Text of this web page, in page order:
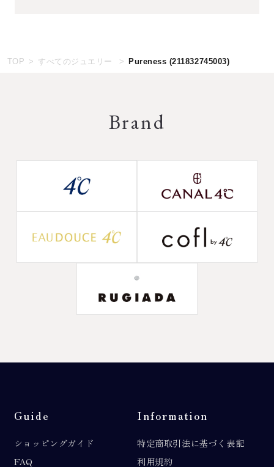
TOP すべてのジュエリー Pureness (211832745003)
Brand
Guide
ショッピングガイド
FAQ
Information
特定商取引法に基づく表記
利用規約